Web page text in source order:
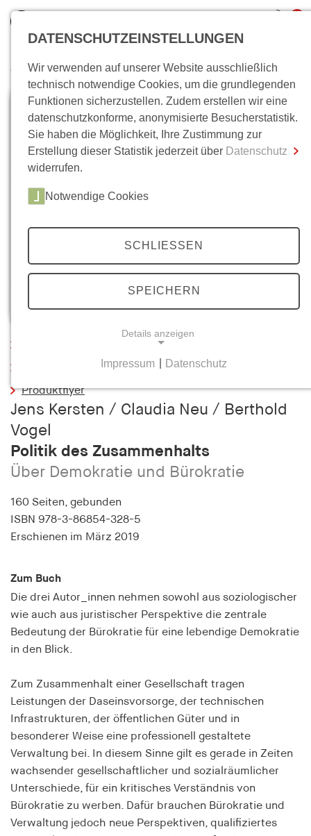
inkl. MwSt.
0,00 €
Zum Warenkorb Zur Kasse
Wo bin ich?
Inhaltsverzeichnis
Produktflyer
Jens Kersten / Claudia Neu / Berthold
Vogel
Politik des Zusammenhalts
Über Demokratie und Bürokratie
160 Seiten, gebunden
ISBN 978-3-86854-328-5
Erschienen im März 2019
Zum Buch
Die drei Autor_innen nehmen sowohl aus soziologischer
wie auch aus juristischer Perspektive die zentrale
Bedeutung der Bürokratie für eine lebendige Demokratie
in den Blick.
Zum Zusammenhalt einer Gesellschaft tragen
Leistungen der Daseinsvorsorge, der technischen
Infrastrukturen, der öffentlichen Güter und in
besonderer Weise eine professionell gestaltete
Verwaltung bei. In diesem Sinne gilt es gerade in Zeiten
wachsender gesellschaftlicher und sozialräumlicher
Unterschiede, für ein kritisches Verständnis von
Bürokratie zu werben. Dafür brauchen Bürokratie und
Verwaltung jedoch neue Perspektiven, qualifiziertes
DATENSCHUTZEINSTELLUNGEN
Wir verwenden auf unserer Website ausschließlich
technisch notwendige Cookies, um die grundlegenden
Funktionen sicherzustellen. Zudem erstellen wir eine
datenschutzkonforme, anonymisierte Besucherstatistik.
Sie haben die Möglichkeit, Ihre Zustimmung zur
Erstellung dieser Statistik jederzeit über Datenschutz
widerrufen.
Notwendige Cookies
SCHLIESSEN
SPEICHERN
Details anzeigen
Notwendige Cookies helfen dabei, eine Webseite
nutzbar zu machen, indem sie Grundfunktionen
wie Seitennavigation und Zugriff auf sichere
Bereiche der Webseite ermöglichen. Die Webseite
funktionieren.
cookie_consent
Name:
Anbieter:
hamburger-edition.de
Zweck:
Speichert den Zustimmungsstatus des Benutzers
für Cookies auf der aktuellen Domäne.
Cookie Laufzeit:
fe_typo_user
Name:
fe_typo_user
Anbieter:
Impressum Datenschutz